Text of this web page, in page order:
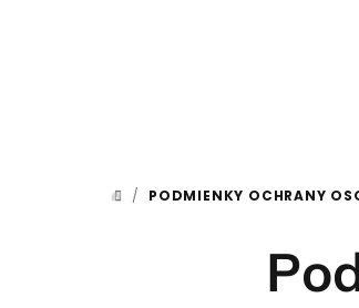
DOMOV
/ PODMIENKY OCHRANY